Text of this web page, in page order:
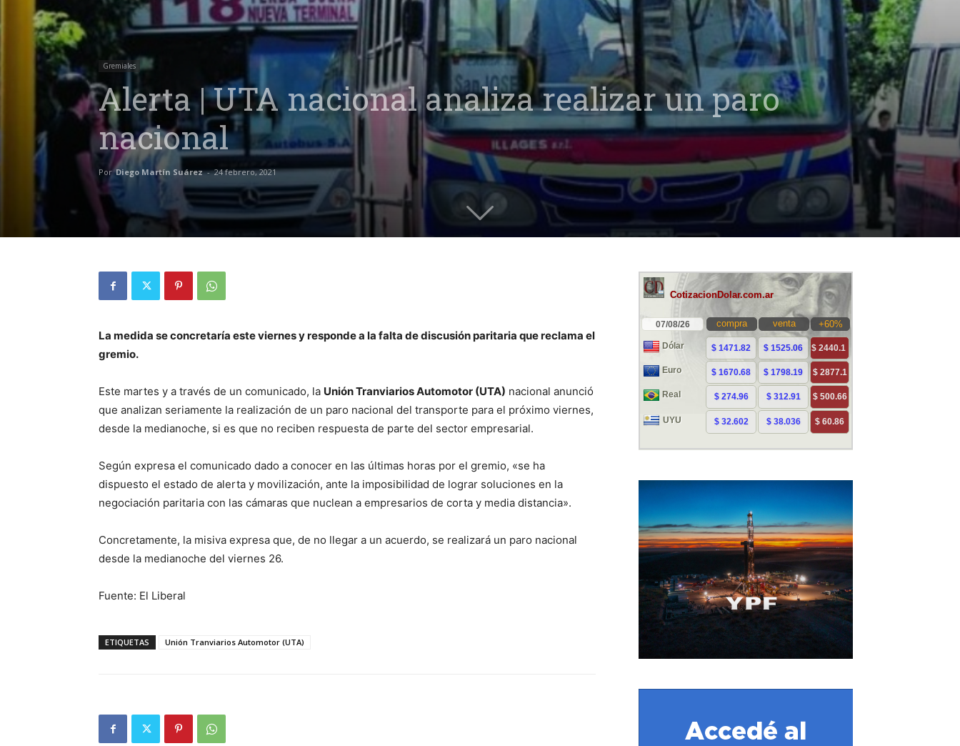
Gremiales
Alerta | UTA nacional analiza realizar un paro
nacional
Por Diego Martín Suárez - 24 febrero, 2021
La medida se concretaría este viernes y responde a la falta de discusión paritaria que reclama el
gremio.
Este martes y a través de un comunicado, la Unión Tranviarios Automotor (UTA) nacional anunció
que analizan seriamente la realización de un paro nacional del transporte para el próximo viernes,
desde la medianoche, si es que no reciben respuesta de parte del sector empresarial.
Según expresa el comunicado dado a conocer en las últimas horas por el gremio, «se ha
dispuesto el estado de alerta y movilización, ante la imposibilidad de lograr soluciones en la
negociación paritaria con las cámaras que nuclean a empresarios de corta y media distancia».
Concretamente, la misiva expresa que, de no llegar a un acuerdo, se realizará un paro nacional
desde la medianoche del viernes 26.
Fuente: El Liberal
ETIQUETAS Unión Tranviarios Automotor (UTA)